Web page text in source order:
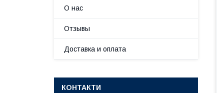
О нас
Отзывы
Доставка и оплата
КОНТАКТИ